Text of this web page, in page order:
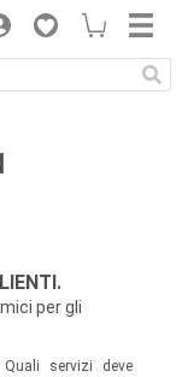
per gli
Quali servizi deve